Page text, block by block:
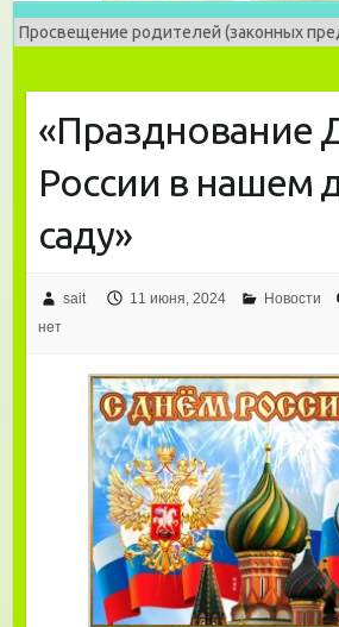
«Празднование
России в нашем
саду»
sait 11 июня, 2024 Новости
нет